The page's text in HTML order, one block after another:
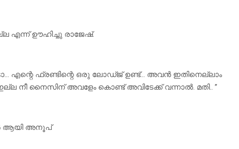
എന്ന് ഊഹിച്ചു രാജേഷ്.
എന്റെ ഫ്രണ്ടിന്റെ ഒരു ലോഡ്ജ് ഉണ്ട്… അവൻ ഇതിനെല്ലാം
നൈസിന് അവളേം കൊണ്ട് അവിടേക്ക് വന്നാൽ. മതി.. ”
ആയി അനൂപ്